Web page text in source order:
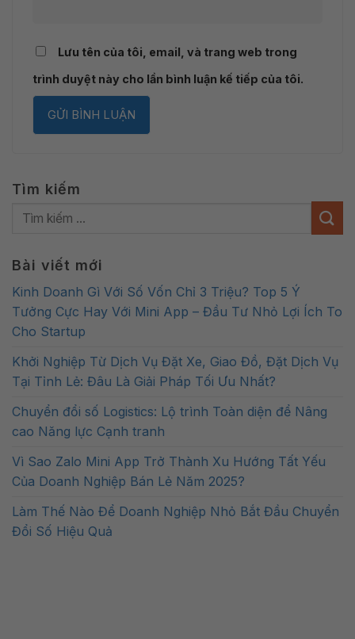
Lưu tên của tôi, email, và trang web trong
trình duyệt này cho lần bình luận kế tiếp của tôi.
Tìm kiếm
Bài viết mới
Kinh Doanh Gì Với Số Vốn Chỉ 3 Triệu? Top 5 Ý
Tưởng Cực Hay Với Mini App – Đầu Tư Nhỏ Lợi Ích To
Cho Startup
Khởi Nghiệp Từ Dịch Vụ Đặt Xe, Giao Đồ, Đặt Dịch Vụ
Tại Tỉnh Lẻ: Đâu Là Giải Pháp Tối Ưu Nhất?
Chuyển đổi số Logistics: Lộ trình Toàn diện để Nâng
cao Năng lực Cạnh tranh
Vì Sao Zalo Mini App Trở Thành Xu Hướng Tất Yếu
Của Doanh Nghiệp Bán Lẻ Năm 2025?
Làm Thế Nào Để Doanh Nghiệp Nhỏ Bắt Đầu Chuyển
Đổi Số Hiệu Quả